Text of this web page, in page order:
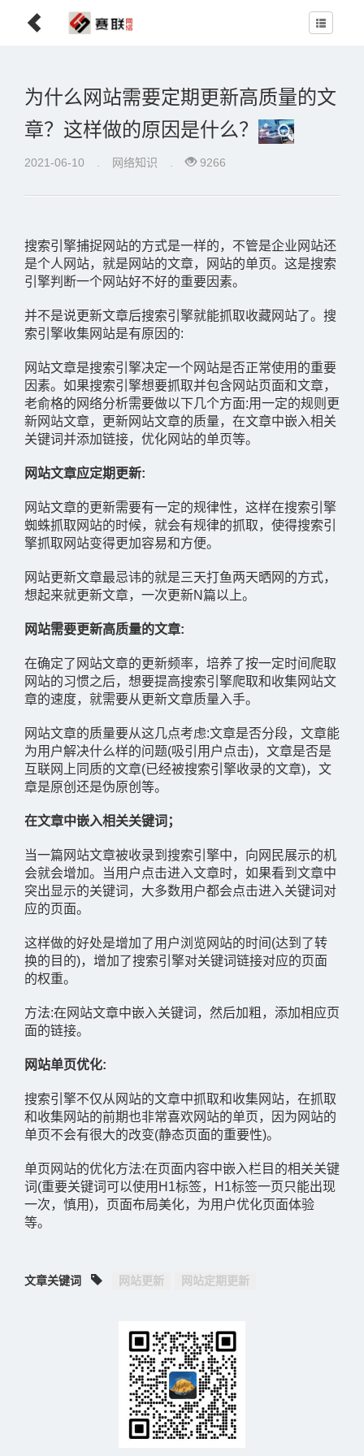
为什么网站需要定期更新高质量的文
章？这样做的原因是什么？
2021-06-10 网络知识 9266
搜索引擎捕捉网站的方式是一样的，不管是企业网站还
是个人网站，就是网站的文章，网站的单页。这是搜索
引擎判断一个网站好不好的重要因素。
并不是说更新文章后搜索引擎就能抓取收藏网站了。搜
索引擎收集网站是有原因的:
网站文章是搜索引擎决定一个网站是否正常使用的重要
因素。如果搜索引擎想要抓取并包含网站页面和文章，
老俞格的网络分析需要做以下几个方面:用一定的规则更
新网站文章，更新网站文章的质量，在文章中嵌入相关
关键词并添加链接，优化网站的单页等。
网站文章应定期更新:
网站文章的更新需要有一定的规律性，这样在搜索引擎
蜘蛛抓取网站的时候，就会有规律的抓取，使得搜索引
擎抓取网站变得更加容易和方便。
网站更新文章最忌讳的就是三天打鱼两天晒网的方式，
想起来就更新文章，一次更新N篇以上。
网站需要更新高质量的文章:
在确定了网站文章的更新频率，培养了按一定时间爬取
网站的习惯之后，想要提高搜索引擎爬取和收集网站文
章的速度，就需要从更新文章质量入手。
网站文章的质量要从这几点考虑:文章是否分段，文章能
为用户解决什么样的问题(吸引用户点击)，文章是否是
互联网上同质的文章(已经被搜索引擎收录的文章)，文
章是原创还是伪原创等。
在文章中嵌入相关关键词；
当一篇网站文章被收录到搜索引擎中，向网民展示的机
会就会增加。当用户点击进入文章时，如果看到文章中
突出显示的关键词，大多数用户都会点击进入关键词对
应的页面。
这样做的好处是增加了用户浏览网站的时间(达到了转
换的目的)，增加了搜索引擎对关键词链接对应的页面
的权重。
方法:在网站文章中嵌入关键词，然后加粗，添加相应页
面的链接。
网站单页优化:
搜索引擎不仅从网站的文章中抓取和收集网站，在抓取
和收集网站的前期也非常喜欢网站的单页，因为网站的
单页不会有很大的改变(静态页面的重要性)。
单页网站的优化方法:在页面内容中嵌入栏目的相关关键
词(重要关键词可以使用H1标签，H1标签一页只能出现
一次，慎用)，页面布局美化，为用户优化页面体验
等。
文章关键词 网站更新 网站定期更新